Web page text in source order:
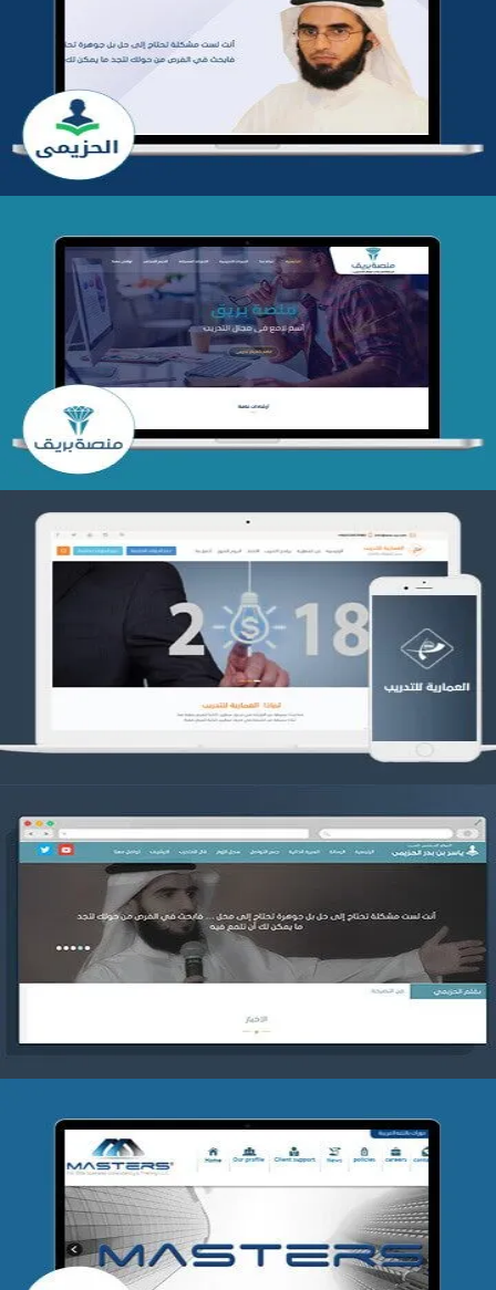
تطوير موقع المدرب ياسر الحزيمي
التفاصيل
تصميم منصة بريق
التفاصيل
تصميم العمارية للتدريب
التفاصيل
موقع ياسر بن بدر الحزيمي
التفاصيل
شركة MASTERS للتدريب
التفاصيل